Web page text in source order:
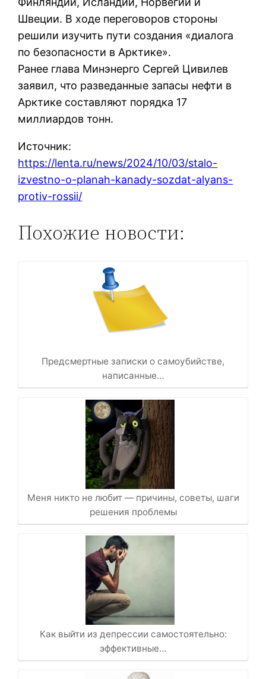
Швеции. В ходе переговоров стороны
решили изучить пути создания «диалога
по безопасности в Арктике».
Ранее глава Минэнерго Сергей Цивилев
заявил, что разведанные запасы нефти в
Арктике составляют порядка 17
миллиардов тонн.
Источник:
https://lenta.ru/news/2024/10/03/stalo-
izvestno-o-planah-kanady-sozdat-alyans-
protiv-rossii/
Похожие новости:
Предсмертные записки о самоубийстве,
написанные…
Меня никто не любит — причины, советы, шаги
решения проблемы
Как выйти из депрессии самостоятельно:
эффективные…